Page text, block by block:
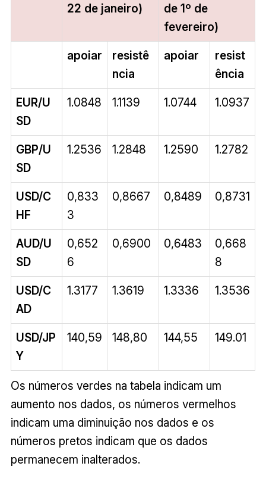
22 de janeiro)
de 1º de
fevereiro)
apoiar
resistê
ncia
apoiar
resist
ência
EUR/U
SD
1.0848 1.1139 1.0744 1.0937
GBP/U
SD
1.2536 1.2848 1.2590 1.2782
USD/C
HF
0,833
3
0,8667 0,8489 0,8731
AUD/U
SD
0,652
6
0,6900 0,6483
0,668
8
USD/C
AD
1.3177 1.3619 1.3336 1.3536
USD/JP
Y
140,59 148,80 144,55 149.01
Os números verdes na tabela indicam um
aumento nos dados, os números vermelhos
indicam uma diminuição nos dados e os
números pretos indicam que os dados
permanecem inalterados.